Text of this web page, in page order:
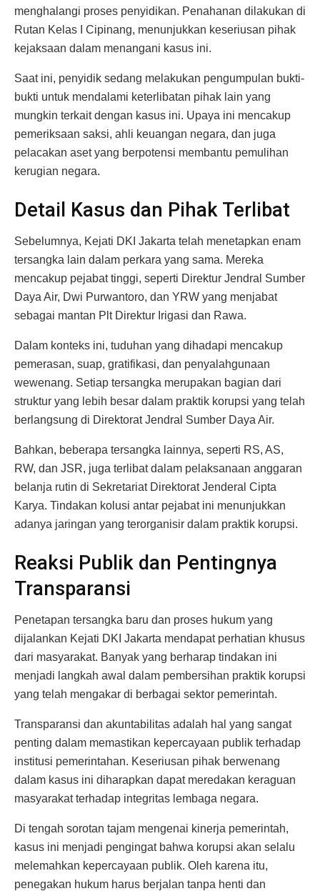
menghalangi proses penyidikan. Penahanan dilakukan di
Rutan Kelas I Cipinang, menunjukkan keseriusan pihak
kejaksaan dalam menangani kasus ini.
Saat ini, penyidik sedang melakukan pengumpulan bukti-
bukti untuk mendalami keterlibatan pihak lain yang
mungkin terkait dengan kasus ini. Upaya ini mencakup
pemeriksaan saksi, ahli keuangan negara, dan juga
pelacakan aset yang berpotensi membantu pemulihan
kerugian negara.
Detail Kasus dan Pihak Terlibat
Sebelumnya, Kejati DKI Jakarta telah menetapkan enam
tersangka lain dalam perkara yang sama. Mereka
mencakup pejabat tinggi, seperti Direktur Jendral Sumber
Daya Air, Dwi Purwantoro, dan YRW yang menjabat
sebagai mantan Plt Direktur Irigasi dan Rawa.
Dalam konteks ini, tuduhan yang dihadapi mencakup
pemerasan, suap, gratifikasi, dan penyalahgunaan
wewenang. Setiap tersangka merupakan bagian dari
struktur yang lebih besar dalam praktik korupsi yang telah
berlangsung di Direktorat Jendral Sumber Daya Air.
Bahkan, beberapa tersangka lainnya, seperti RS, AS,
RW, dan JSR, juga terlibat dalam pelaksanaan anggaran
belanja rutin di Sekretariat Direktorat Jenderal Cipta
Karya. Tindakan kolusi antar pejabat ini menunjukkan
adanya jaringan yang terorganisir dalam praktik korupsi.
Reaksi Publik dan Pentingnya
Transparansi
Penetapan tersangka baru dan proses hukum yang
dijalankan Kejati DKI Jakarta mendapat perhatian khusus
dari masyarakat. Banyak yang berharap tindakan ini
menjadi langkah awal dalam pembersihan praktik korupsi
yang telah mengakar di berbagai sektor pemerintah.
Transparansi dan akuntabilitas adalah hal yang sangat
penting dalam memastikan kepercayaan publik terhadap
institusi pemerintahan. Keseriusan pihak berwenang
dalam kasus ini diharapkan dapat meredakan keraguan
masyarakat terhadap integritas lembaga negara.
Di tengah sorotan tajam mengenai kinerja pemerintah,
kasus ini menjadi pengingat bahwa korupsi akan selalu
melemahkan kepercayaan publik. Oleh karena itu,
penegakan hukum harus berjalan tanpa henti dan